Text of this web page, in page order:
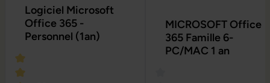
Logiciel Microsoft
Office 365 -
Personnel (1an)
MICROSOFT Office
365 Famille 6-
PC/MAC 1 an